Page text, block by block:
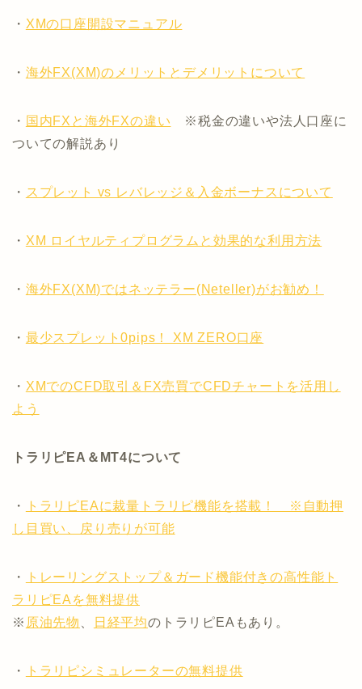
・ XMの口座開設マニュアル
・ 海外FX(XM)のメリットとデメリットについて
・ 国内FXと海外FXの違い ※税金の違いや法人口座に
ついての解説あり
・ スプレット vs レバレッジ＆入金ボーナスについて
・ XM ロイヤルティプログラムと効果的な利用方法
・ 海外FX(XM)ではネッテラー(Neteller)がお勧め！
・ 最少スプレット0pips！ XM ZERO口座
・ XMでのCFD取引＆FX売買でCFDチャートを活用し
よう
トラリピEA＆MT4について
・
トラリピEAに裁量トラリピ機能を搭載！ ※自動押
し目買い、戻り売りが可能
・
トレーリングストップ＆ガード機能付きの高性能ト
ラリピEAを無料提供
※ 原油先物 日経平均のトラリピEAもあり。
・ トラリピシミュレーターの無料提供